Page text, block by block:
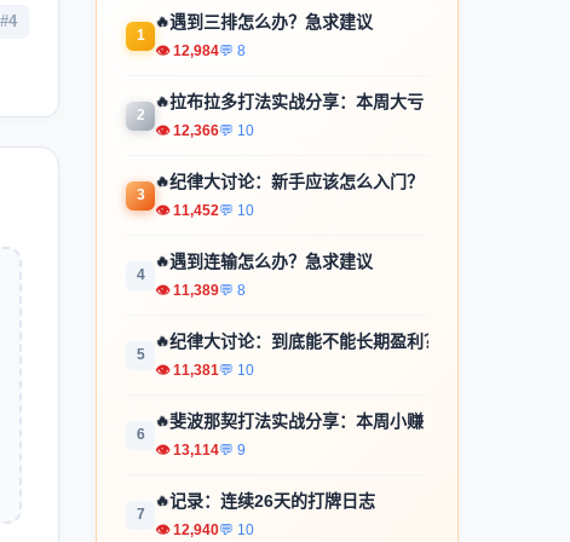
#4
1
🔥遇到三排怎么办？急求建议
👁 12,984💬 8
2
🔥拉布拉多打法实战分享：本周大亏
👁 12,366💬 10
3
🔥纪律大讨论：新手应该怎么入门？
👁 11,452💬 10
4
🔥遇到连输怎么办？急求建议
👁 11,389💬 8
5
🔥纪律大讨论：到底能不能长期盈利？
👁 11,381💬 10
6
🔥斐波那契打法实战分享：本周小赚
👁 13,114💬 9
7
🔥记录：连续26天的打牌日志
👁 12,940💬 10